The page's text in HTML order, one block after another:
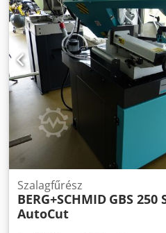
Szalagfűrész
BERG+SCHMID GBS 250
AutoCut